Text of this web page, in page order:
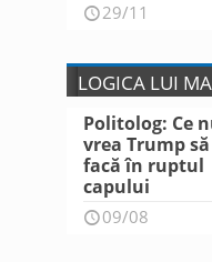
29/11
LOGICA LUI
Politolog: Ce
vrea Trump să
facă în ruptul
capului
09/08